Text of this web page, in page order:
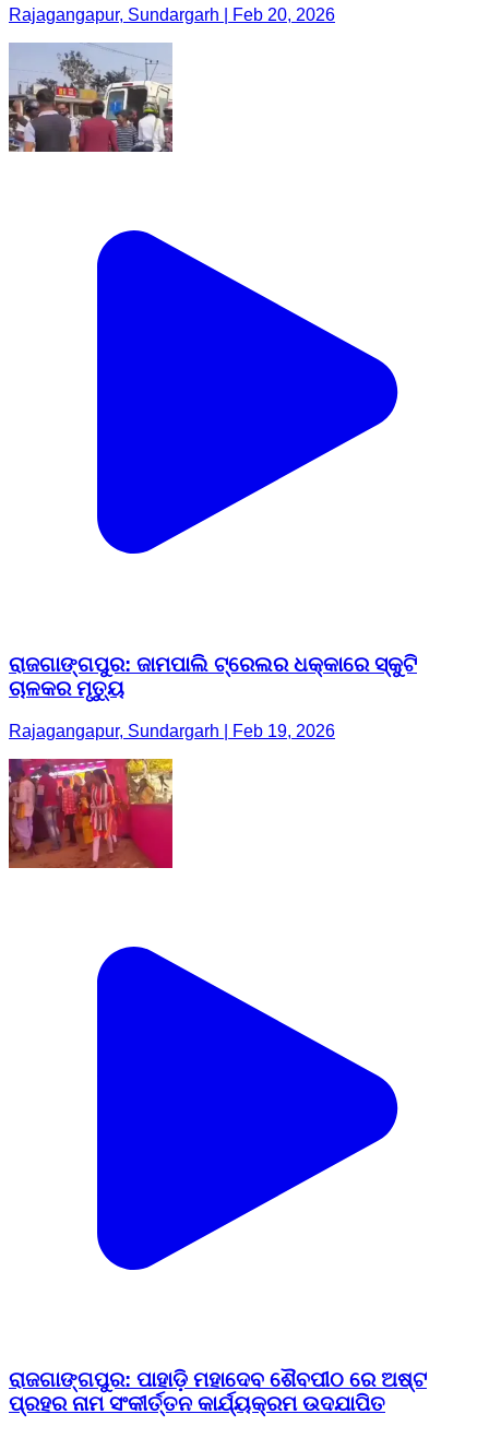
Rajagangapur, Sundargarh | Feb 20, 2026
ରାଜଗାଙ୍ଗପୁର: ଜାମପାଲି ଟ୍ରେଲର ଧକ୍କାରେ ସ୍କୁଟି
ଚାଳକର ମୃତ୍ୟୁ
Rajagangapur, Sundargarh | Feb 19, 2026
ରାଜଗାଙ୍ଗପୁର: ପାହାଡ଼ି ମହାଦେବ ଶୈବପୀଠ ରେ ଅଷ୍ଟ
ପ୍ରହର ନାମ ସଂକୀର୍ତ୍ତନ କାର୍ଯ୍ୟକ୍ରମ ଉଦଯାପିତ